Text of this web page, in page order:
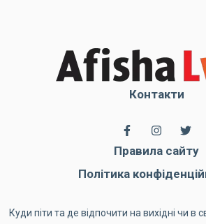
Контакти
Правила сайту
Політика
Куди піти та де відпочити на вихідні чи в